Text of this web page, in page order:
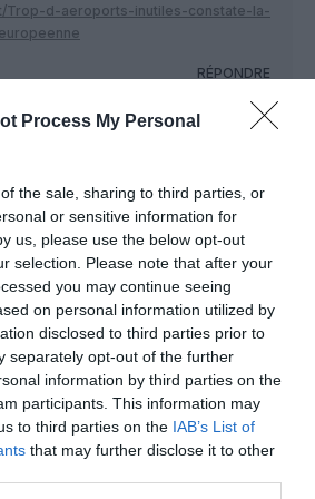
Process My Personal
the sale, sharing to third parties, or
or sensitive information for
us, please use the below opt-out
selection. Please note that after your
you may continue seeing
on personal information utilized by
disclosed to third parties prior to
separately opt-out of the further
information by third parties on the
participants. This information may
to third parties on the IAB’s List of
that may further disclose it to other
Trop-d-aeroports-inutiles-constate-la-
RÉPONDRE
mars dernier à Lyon St. Exupéry, un
d’ouvrir ma clé de voiture !!!…
sont parfois très poussés… mais
problème pour un pot de miel dans le
RÉPONDRE
:
28 novembre 2021 - 19 h
39 min